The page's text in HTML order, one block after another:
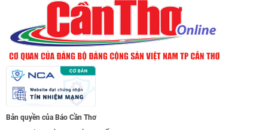
Bản quyền của Báo Cần Thơ